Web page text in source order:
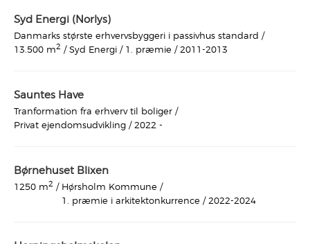
Syd Energi (Norlys)
Danmarks største erhvervsbyggeri i passivhus standard /
13.500 m2 / Syd Energi / 1. præmie / 2011-2013
Sauntes Have
Tranformation fra erhverv til boliger /
Privat ejendomsudvikling / 2022 -
Børnehuset Blixen
1250 m2 / Hørsholm Kommune /
1. præmie i arkitektonkurrence / 2022-2024